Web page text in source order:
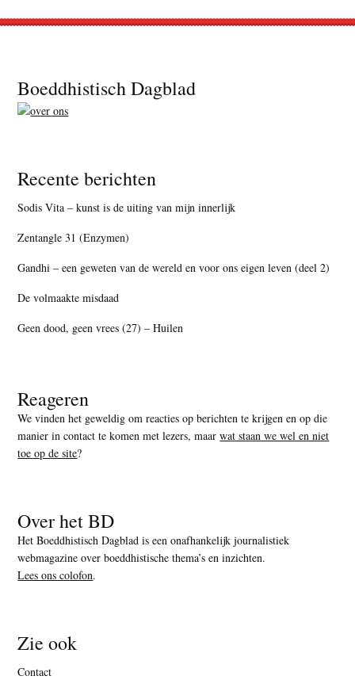
Footer
Boeddhistisch Dagblad
Recente berichten
Sodis Vita – kunst is de uiting van mijn innerlijk
Zentangle 31 (Enzymen)
Gandhi – een geweten van de wereld en voor ons eigen leven (deel 2)
De volmaakte misdaad
Geen dood, geen vrees (27) – Huilen
Reageren
We vinden het geweldig om reacties op berichten te krijgen en op die
manier in contact te komen met lezers, maarwat staan we wel en niet
toe op de site?
Over het BD
Het Boeddhistisch Dagblad is een onafhankelijk journalistiek
webmagazine over boeddhistische thema’s en inzichten.
Lees ons colofon.
Zie ook
Contact